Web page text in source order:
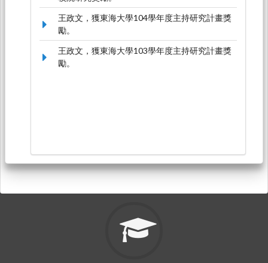
王政文，獲東海大學104學年度主持研究計畫獎
勵。
王政文，獲東海大學103學年度主持研究計畫獎
勵。